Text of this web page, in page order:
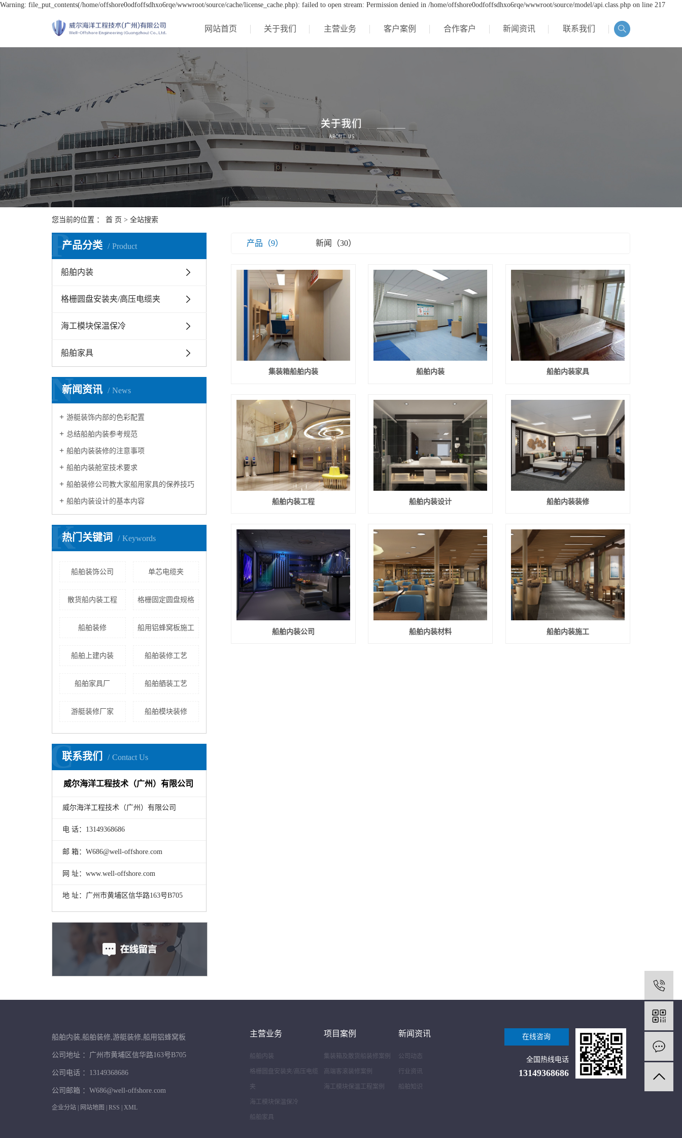
Warning: file_put_contents(/home/offshore0odfoffsdhxo6rqe/wwwroot/source/cache/license_cache.php): failed to open stream: Permission denied in /home/offshore0odfoffsdhxo6rqe/wwwroot/source/model/api.class.php on line 217
网站首页 关于我们 主营业务 客户案例 合作客户 新闻资讯 联系我们
您当前的位置 ： 首 页 > 全站搜索
产品分类 Product
P
船舶内装
格栅圆盘安装夹/高压电缆夹
海工模块保温保冷
船舶家具
新闻资讯 News
N
游艇装饰内部的色彩配置
总结船舶内装参考规范
船舶内装装修的注意事项
船舶内装舱室技术要求
船舶装修公司教大家船用家具的保养技巧
船舶内装设计的基本内容
热门关键词 Keywords
K
船舶装饰公司 单芯电缆夹
散货船内装工程 格栅固定圆盘规格
船舶装修 船用铝蜂窝板施工
船舶上建内装 船舶装修工艺
船舶家具厂 船舶舾装工艺
游艇装修厂家 船舶模块装修
联系我们 Contact Us
C
威尔海洋工程技术（广州）有限公司
威尔海洋工程技术（广州）有限公司
电 话：13149368686
邮 箱：W686@well-offshore.com
网 址：www.well-offshore.com
地 址：广州市黄埔区信华路163号B705
产品（9） 新闻（30）
集装箱船舶内装 船舶内装 船舶内装家具
船舶内装工程 船舶内装设计 船舶内装装修
船舶内装公司 船舶内装材料 船舶内装施工
船舶内装,船舶装修,游艇装修,船用铝蜂窝板
公司地址 ：广州市黄埔区信华路163号B705
公司电话 ：13149368686
公司邮箱 ：W686@well-offshore.com
企业分站 网站地图 RSS XML
主营业务
船舶内装
格栅圆盘安装夹/高压电缆
夹
海工模块保温保冷
船舶家具
项目案例
集装箱及散货船装修案例
高端客滚装修案例
海工模块保温工程案例
新闻资讯
公司动态
行业资讯
船舶知识
在线咨询
全国热线电话
13149368686